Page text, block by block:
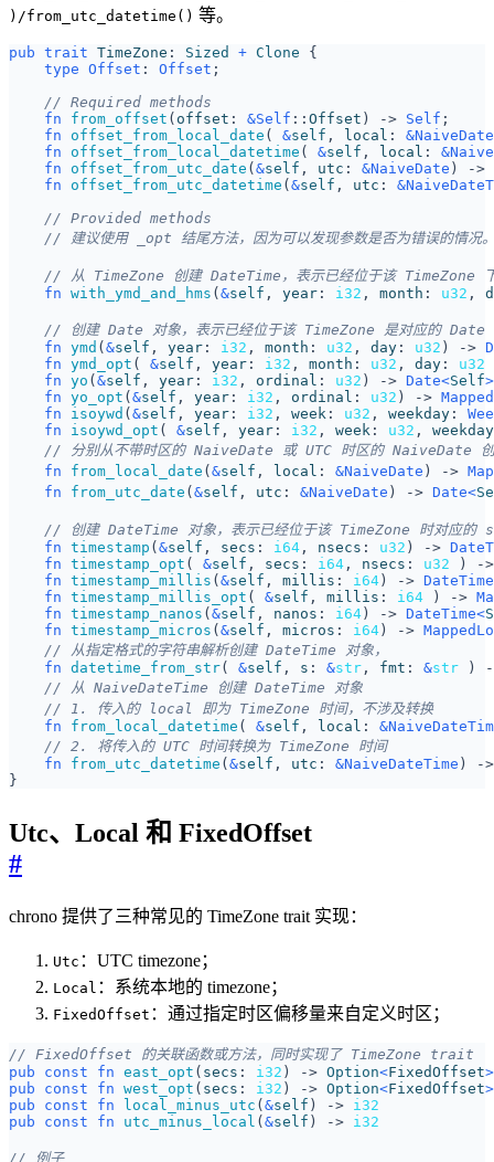
)/from_utc_datetime() 等。
pub trait TimeZone : Sized + Clone
{
type Offset : Offset ;
fn
from_offset ( offset : &Self :: Offset ) -> Self ;
fn offset_from_local_date ( &self , local : &NaiveDate
fn offset_from_local_datetime ( &self , local : &
fn offset_from_utc_date ( &self , utc : &NaiveDate )
->
fn offset_from_utc_datetime ( &self , utc : &
fn with_ymd_and_hms ( &self , year : i32 , month : u32 ,
fn ymd ( &self , year : i32 , month : u32 , day : u32 ) ->
fn ymd_opt ( &self , year : i32 , month : u32 , day : u32
fn yo ( &self , year : i32 , ordinal : u32 ) -> Date<Self>
fn yo_opt ( &self , year : i32 , ordinal : u32 ) ->
fn
isoywd ( &self , year : i32 , week : u32 , weekday :
fn
isoywd_opt ( &self , year : i32 , week : u32 , weekday
fn from_local_date ( &self , local : &NaiveDate ) ->
fn
from_utc_date ( &self , utc : &NaiveDate ) -> Date<
fn timestamp ( &self , secs : i64 , nsecs : u32 ) ->
fn timestamp_opt ( &self , secs : i64 , nsecs : u32 )
-
fn timestamp_millis ( &self , millis : i64 ) -> DateTime
fn timestamp_millis_opt ( &self , millis : i64 ) ->
fn timestamp_nanos ( &self , nanos : i64 ) -> DateTime<
fn timestamp_micros ( &self , micros : i64 ) ->
fn datetime_from_str( &self , s : &str , fmt : &str )
fn
from_local_datetime ( &self , local : &
fn
from_utc_datetime ( &self , utc : &NaiveDateTime )
-
}
Utc、Local 和 FixedOffset
#
chrono 提供了三种常见的 TimeZone trait 实现：
Utc ：UTC timezone；
Local ：系统本地的 timezone；
FixedOffset ：通过指定时区偏移量来自定义时区；
pub
const fn east_opt ( secs : i32 ) -> Option<FixedOffset>
pub
const fn west_opt ( secs : i32 ) -> Option<FixedOffset>
pub
const fn local_minus_utc (&self ) -> i32
pub
const fn utc_minus_local (&self ) -> i32